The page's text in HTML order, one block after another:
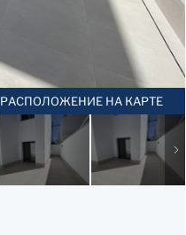
РАСПОЛОЖЕНИЕ НА КАРТЕ